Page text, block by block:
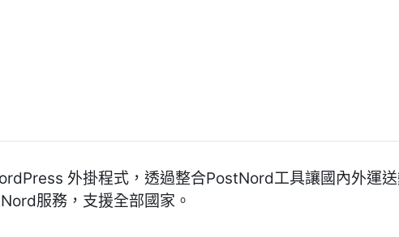
外掛程式，透過整合PostNord工具讓國內外運
服務，支援全部國家。